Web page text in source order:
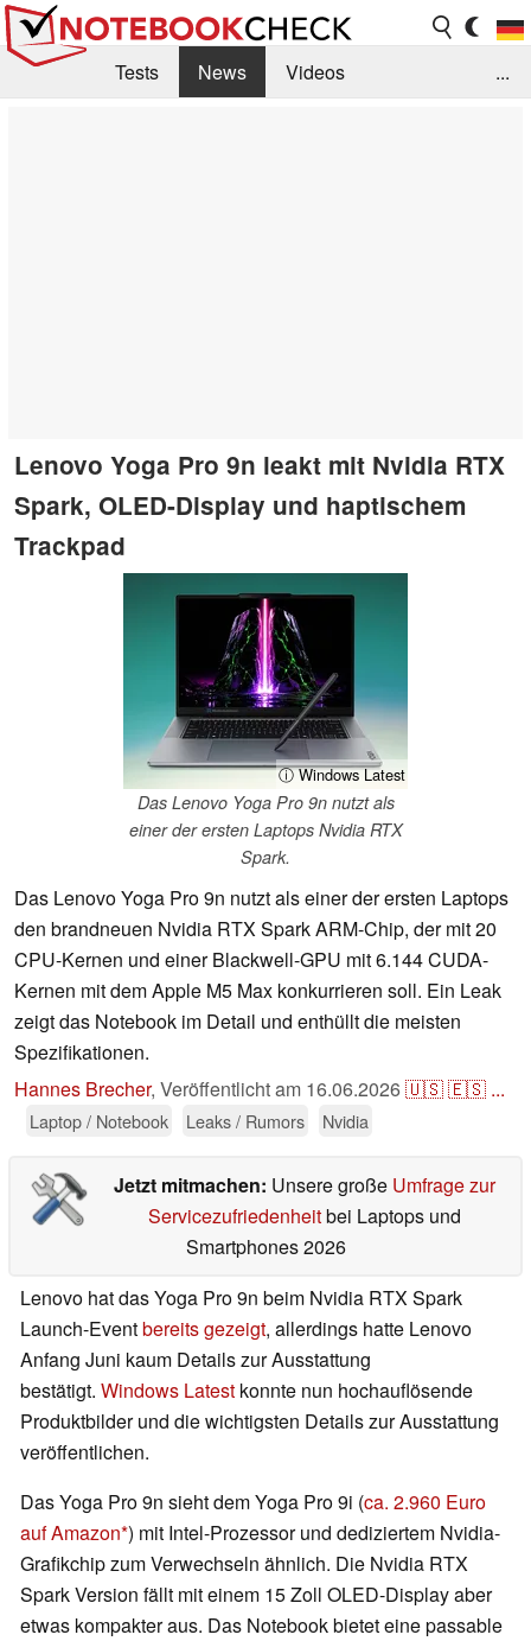
Tests News
Videos
...
Lenovo Yoga Pro 9n leakt mit Nvidia RTX
Spark, OLED-Display und haptischem
Trackpad
ⓘ Windows Latest
Das Lenovo Yoga Pro 9n nutzt als
einer der ersten Laptops Nvidia RTX
Spark.
Das Lenovo Yoga Pro 9n nutzt als einer der ersten Laptops
den brandneuen Nvidia RTX Spark ARM-Chip, der mit 20
CPU-Kernen und einer Blackwell-GPU mit 6.144 CUDA-
Kernen mit dem Apple M5 Max konkurrieren soll. Ein Leak
zeigt das Notebook im Detail und enthüllt die meisten
Spezifikationen.
Hannes Brecher, Veröffentlicht am 16.06.2026🇺🇸🇪🇸 ...
Laptop / Notebook Leaks / Rumors Nvidia
Jetzt mitmachen: Unsere große Umfrage zur
Servicezufriedenheitbei Laptops und
Smartphones 2026
Lenovo hat das Yoga Pro 9n beim Nvidia RTX Spark
Launch-Eventbereits gezeigt, allerdings hatte Lenovo
Anfang Juni kaum Details zur Ausstattung
bestätigt. Windows Latest konnte nun hochauflösende
Produktbilder und die wichtigsten Details zur Ausstattung
veröffentlichen.
Das Yoga Pro 9n sieht dem Yoga Pro 9i (ca. 2.960 Euro
auf Amazon ) mit Intel-Prozessor und dediziertem Nvidia-
Grafikchip zum Verwechseln ähnlich. Die Nvidia RTX
Spark Version fällt mit einem 15 Zoll OLED-Display aber
etwas kompakter aus. Das Notebook bietet eine passable